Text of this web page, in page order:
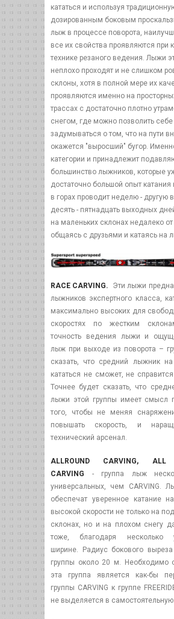
кататься и используя
дозированным боковым
лыж в процессе поворота,
все их свойства проявляются при
технике резаного ведения. Лыжи
неплохо проходят и не слишком
склоны, хотя в полной мере их
проявляются именно на
трассах с достаточно плотно
снегом, где можно позволить
задумываться о том, что на пути
окажется "выросший" бугор.
категории и принадлежит
большинство лыжников, которые
достаточно большой опыт
в горах проводит неделю - другую
десять - пятнадцать выходных
на маленьких склонах недалеко
общаясь с друзьями и катаясь на
RACE CARVING. Эти лыжи
лыжников экспертного класса,
максимально высоких для
скоростях по жестким
точность ведения лыжи и
лыж при выходе из поворота –
сказать, что средний лыжник
кататься не сможет, не
Точнее будет сказать, что
лыжи этой группы имеет смысл
того, чтобы не меняя
повышать скорость, и
технический арсенал.
ALLROUND CARVING, ALL
CARVING - группа лыж
универсальных, чем CARVING.
обеспечат уверенное катание
высокой скорости не только на
склонах, но и на плохом снегу
тоже, благодаря несколько
ширине. Радиус бокового
группы около 20 м. Необходимо
эта группа является как-бы
группы CARVING к группе
не выделяется в самостоятельную.